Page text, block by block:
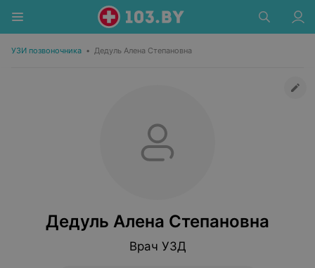
УЗИ позвоночника • Дедуль Алена Степановна
Дедуль Алена Степановна
Врач УЗД